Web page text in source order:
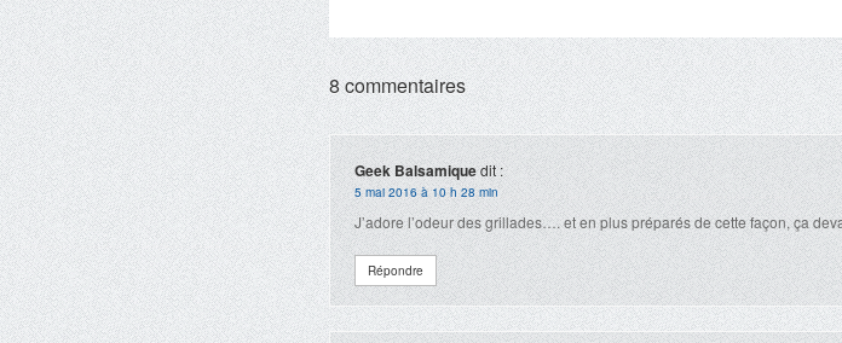
8 commentaires
Geek Balsamiquedit :
5 mai 2016 à 10 h 28 min
J’adore l’odeur des grillades…. et en plus préparés de cette façon, ça
Répondre